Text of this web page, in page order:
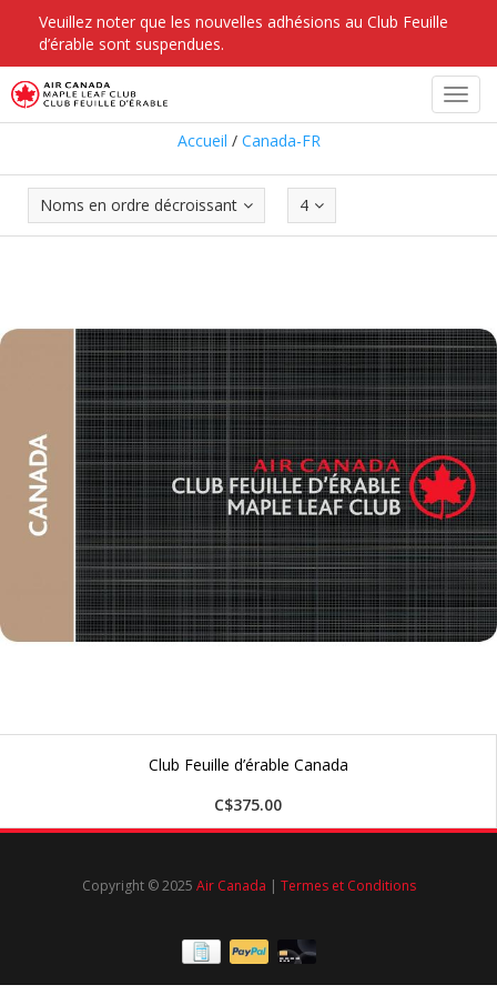
Veuillez noter que les nouvelles adhésions au Club Feuille
d’érable sont suspendues.
Accueil / Canada-FR
Noms en ordre décroissant 4
Club Feuille d’érable Canada
C$375.00
Copyright © 2025 Air Canada | Termes et Conditions